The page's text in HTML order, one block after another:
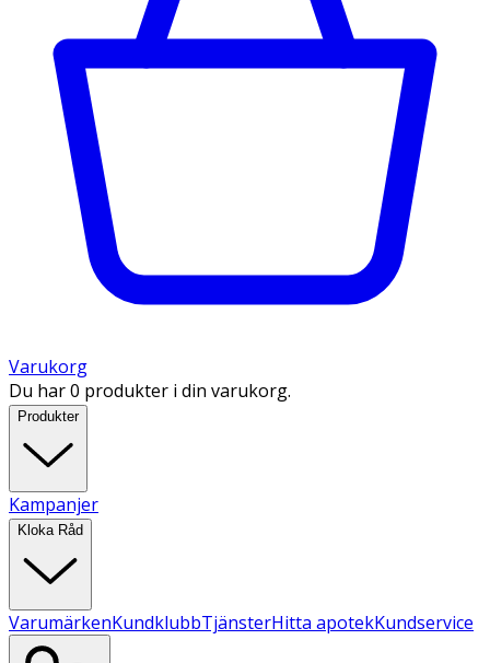
Varukorg
Du har 0 produkter i din varukorg.
Produkter
Kampanjer
Kloka Råd
VarumärkenKundklubbTjänsterHitta apotekKundservice